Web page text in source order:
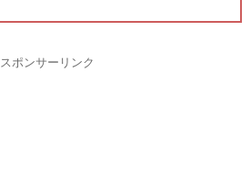
スポンサーリンク